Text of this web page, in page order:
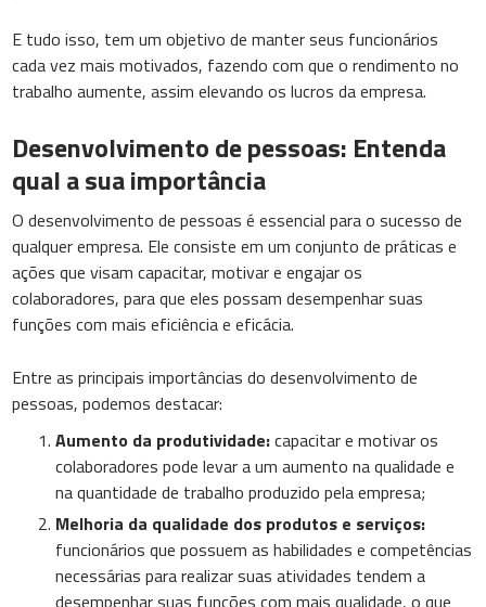
E tudo isso, tem um objetivo de manter seus funcionários
cada vez mais motivados, fazendo com que o rendimento no
trabalho aumente, assim elevando os lucros da empresa.
Desenvolvimento de pessoas: Entenda
qual a sua importância
O desenvolvimento de pessoas é essencial para o sucesso de
qualquer empresa. Ele consiste em um conjunto de práticas e
ações que visam capacitar, motivar e engajar os
colaboradores, para que eles possam desempenhar suas
funções com mais eficiência e eficácia.
Entre as principais importâncias do desenvolvimento de
pessoas, podemos destacar:
Aumento da produtividade:capacitar e motivar os
colaboradores pode levar a um aumento na qualidade e
na quantidade de trabalho produzido pela empresa;
Melhoria da qualidade dos produtos e serviços:
funcionários que possuem as habilidades e competências
necessárias para realizar suas atividades tendem a
desempenhar suas funções com mais qualidade, o que